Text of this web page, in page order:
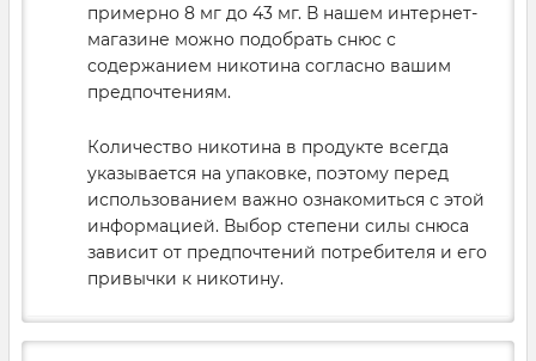
примерно 8 мг до 43 мг. В нашем интернет-
магазине можно подобрать снюс с
содержанием никотина согласно вашим
предпочтениям.
Количество никотина в продукте всегда
указывается на упаковке, поэтому перед
использованием важно ознакомиться с этой
информацией. Выбор степени силы снюса
зависит от предпочтений потребителя и его
привычки к никотину.